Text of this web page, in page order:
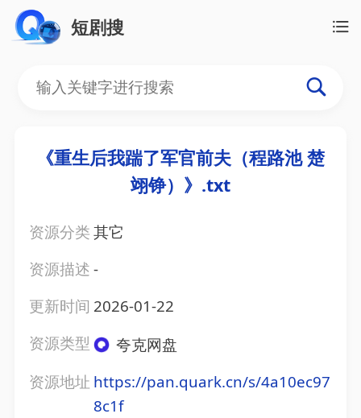
短剧搜
《重生后我踹了军官前夫（程路池 楚
翊铮）》.txt
资源分类其它
资源描述-
更新时间 2026-01-22
资源类型
夸克网盘
资源地址 https://pan.quark.cn/s/4a10ec97
8c1f